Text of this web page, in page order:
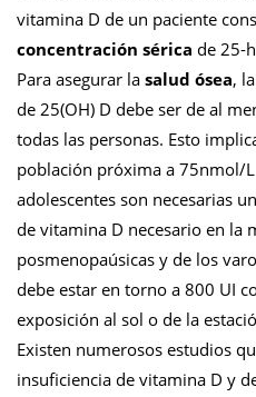
vitamina D de un paciente
concentración sérica de 25-
Para asegurar la salud ósea,
de 25(OH) D debe ser de al
todas las personas. Esto
población próxima a 75nmol/
adolescentes son necesarias
de vitamina D necesario en la
posmenopaúsicas y de los
debe estar en torno a 800 UI
exposición al sol o de la
Existen numerosos estudios
insuficiencia de vitamina D y